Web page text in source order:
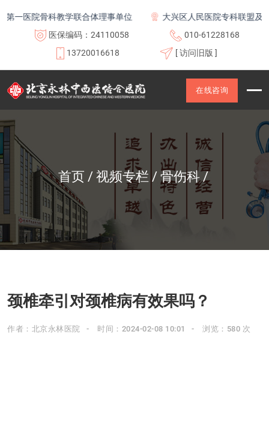
一医院骨科教学联合体理事单位
大兴区人民医院专科联盟及医
医保编码：24110058
010-61228168
13720016618
[ 访问旧版 ]
在线咨询
首页 视频专栏 骨伤科
颈椎牵引对颈椎病有效果吗？
作者：北京永林医院 时间：2024-02-08 10:01 浏览：580 次